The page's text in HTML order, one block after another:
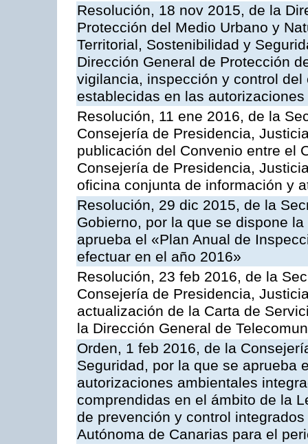
Resolución, 18 nov 2015, de la
Protección del Medio Urbano y
Territorial, Sostenibilidad y
Dirección General de Protección
vigilancia, inspección y control
establecidas en las
Resolución, 11 ene 2016, de la
Consejería de Presidencia,
publicación del Convenio entre el
Consejería de Presidencia,
oficina conjunta de información y
Resolución, 29 dic 2015, de la
Gobierno, por la que se dispone
aprueba el «Plan Anual de
efectuar en el año 2016»
Resolución, 23 feb 2016, de la
Consejería de Presidencia,
actualización de la Carta de
la Dirección General de
Orden, 1 feb 2016, de la
Seguridad, por la que se aprueba
autorizaciones ambientales
comprendidas en el ámbito de la
de prevención y control
Autónoma de Canarias para el